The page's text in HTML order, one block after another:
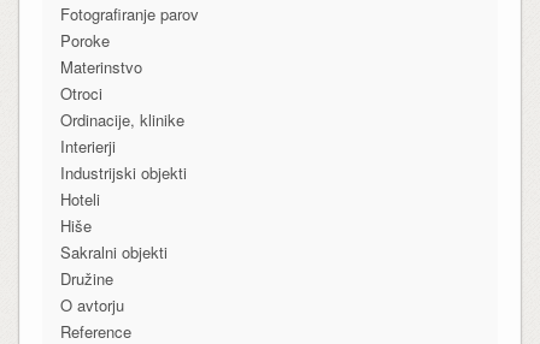
Fotografiranje parov
Poroke
Materinstvo
Otroci
Ordinacije, klinike
Interierji
Industrijski objekti
Hoteli
Hiše
Sakralni objekti
Družine
O avtorju
Reference